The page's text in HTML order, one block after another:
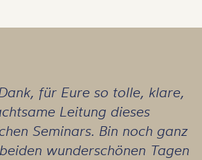
für Eure so tolle, klare,
Leitung dieses
Seminars. Bin noch ganz
wunderschönen Tagen